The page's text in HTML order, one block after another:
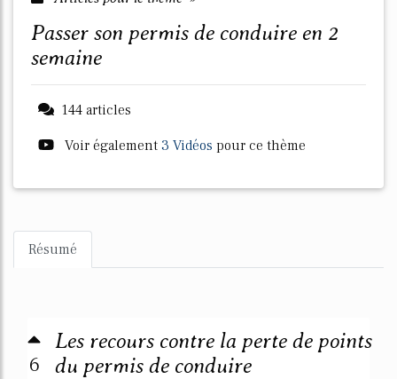
passer son permis de conduire en 2
semaine
144 articles
Voir également 3 Vidéos pour ce thème
Résumé
6
Les recours contre la perte de points
du permis de conduire